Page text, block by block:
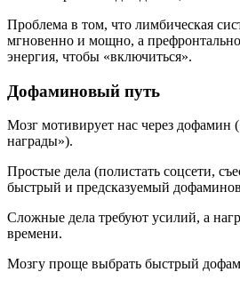
Проблема в том, что лимбическая
мгновенно и мощно, а
энергия, чтобы «включиться».
Дофаминовый путь
Мозг мотивирует нас через дофамин
награды»).
Простые дела (полистать соцсети,
быстрый и предсказуемый
Сложные дела требуют усилий, а
времени.
Мозгу проще выбрать быстрый